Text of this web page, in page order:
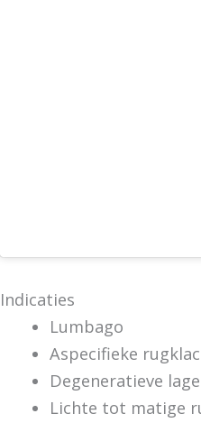
Indicaties
Lumbago
Aspecifieke
Degeneratieve
Lichte tot matige